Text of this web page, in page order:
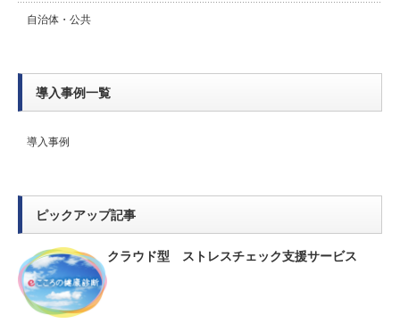
自治体・公共
導入事例一覧
導入事例
ピックアップ記事
クラウド型 ストレスチェック支援サービス